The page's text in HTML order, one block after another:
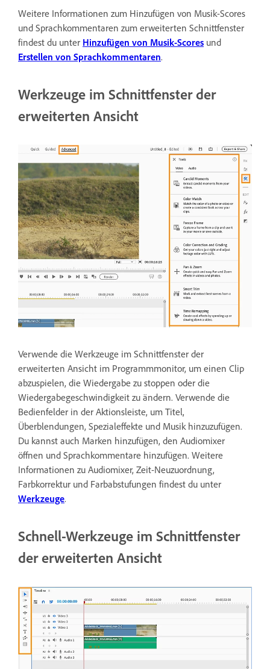
Weitere Informationen zum Hinzufügen von Musik-Scores
und Sprachkommentaren zum erweiterten Schnittfenster
findest du unter Hinzufügen von Musik-Scores und
Erstellen von Sprachkommentaren.
Werkzeuge im Schnittfenster der
erweiterten Ansicht
Verwende die Werkzeuge im Schnittfenster der
erweiterten Ansicht im Programmmonitor, um einen Clip
abzuspielen, die Wiedergabe zu stoppen oder die
Wiedergabegeschwindigkeit zu ändern. Verwende die
Bedienfelder in der Aktionsleiste, um Titel,
Überblendungen, Spezialeffekte und Musik hinzuzufügen.
Du kannst auch Marken hinzufügen, den Audiomixer
öffnen und Sprachkommentare hinzufügen. Weitere
Informationen zu Audiomixer, Zeit-Neuzuordnung,
Farbkorrektur und Farbabstufungen findest du unter
Werkzeuge.
Schnell-Werkzeuge im Schnittfenster
der erweiterten Ansicht